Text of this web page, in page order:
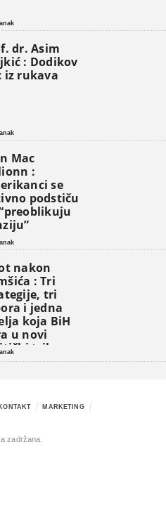
dr. Asim
: Dodikov
iz rukava
Mac
:
se
podstiču
nakon
: Tri
tri
i jedna
koja BiH
u novi
triler
KONTAKT
MARKETING
zadržana.